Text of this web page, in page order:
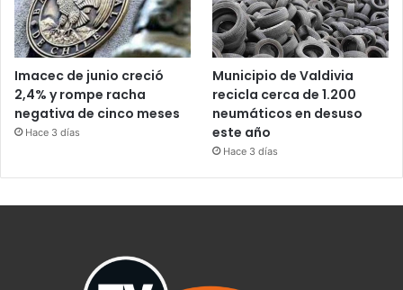
Imacec de junio creció
2,4% y rompe racha
negativa de cinco meses
Hace 3 días
Municipio de Valdivia
recicla cerca de 1.200
neumáticos en desuso
este año
Hace 3 días